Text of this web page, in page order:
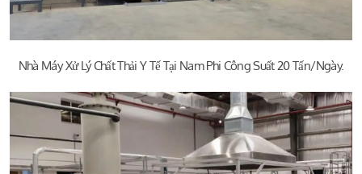
Nhà Máy Xử Lý Chất Thải Y Tế Tại Nam Phi Công Suất 20 Tấn/ngày.